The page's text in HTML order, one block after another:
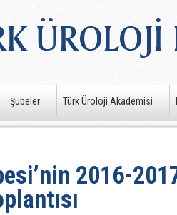
Şubeler Türk Üroloji Akademisi
2016-